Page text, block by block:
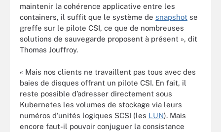
maintenir la cohérence applicative entre les
containers, il suffit que le système de snapshot se
greffe sur le pilote CSI, ce que de nombreuses
solutions de sauvegarde proposent à présent », dit
Thomas Jouffroy.
« Mais nos clients ne travaillent pas tous avec des
baies de disques offrant un pilote CSI. En fait, il
reste possible d’adresser directement sous
Kubernetes les volumes de stockage via leurs
numéros d’unités logiques SCSI (les LUN). Mais
encore faut-il pouvoir conjuguer la consistance